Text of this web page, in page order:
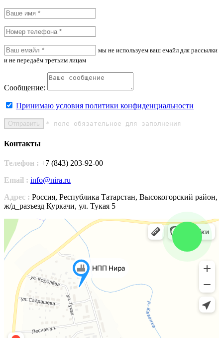
мы не используем ваш емайл для рассылки
и не передаём третьим лицам
Сообщение:
Принимаю условия политики конфиденциальности
Отправить * поле обязательное для заполнения
Контакты
Телефон : +7 (843) 203-92-00
Email : info@nira.ru
Адрес : Россия, Республика Татарстан, Высокогорский район,
ж/д_разъезд Куркачи, ул. Тукая 5